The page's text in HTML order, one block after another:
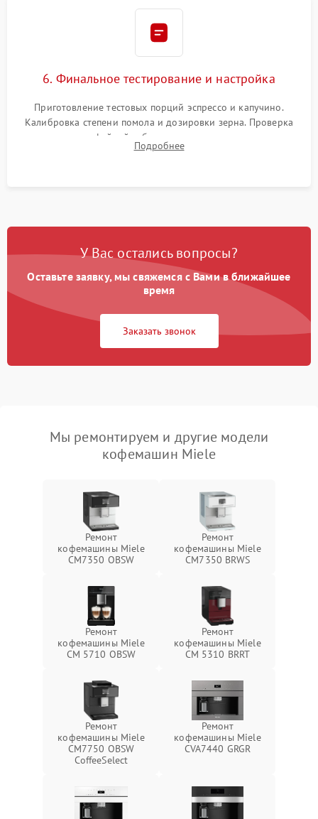
6. Финальное тестирование и настройка
Приготовление тестовых порций эспрессо и капучино.
Калибровка степени помола и дозировки зерна. Проверка
плотности кофейной таблетки, температуры напитка и
качества молочной пены. Контроль отсутствия посторонних
Подробнее
У Вас остались вопросы?
Оставьте заявку, мы свяжемся с Вами в ближайшее
время
Заказать звонок
Мы ремонтируем и другие модели
кофемашин Miele
Ремонт
кофемашины Miele
CM7350 OBSW
Ремонт
кофемашины Miele
CM7350 BRWS
Ремонт
кофемашины Miele
CM 5710 OBSW
Ремонт
кофемашины Miele
CM 5310 BRRT
Ремонт
кофемашины Miele
CM7750 OBSW
CoffeeSelect
Ремонт
кофемашины Miele
CVA7440 GRGR